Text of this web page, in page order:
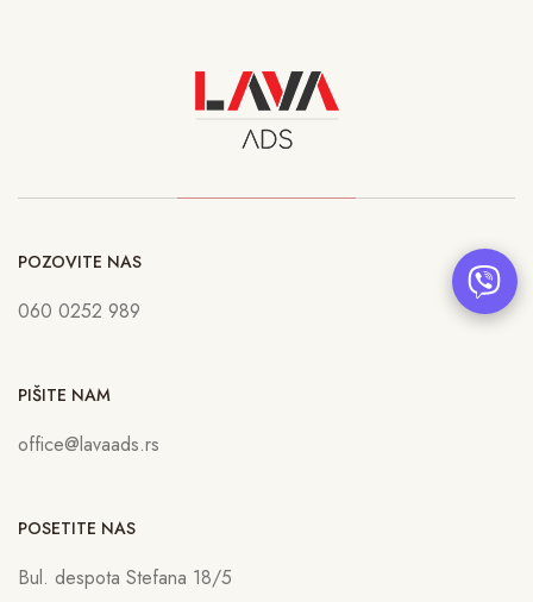
POZOVITE NAS
060 0252 989
PIŠITE NAM
office@lavaads.rs
POSETITE NAS
Bul. despota Stefana 18/5